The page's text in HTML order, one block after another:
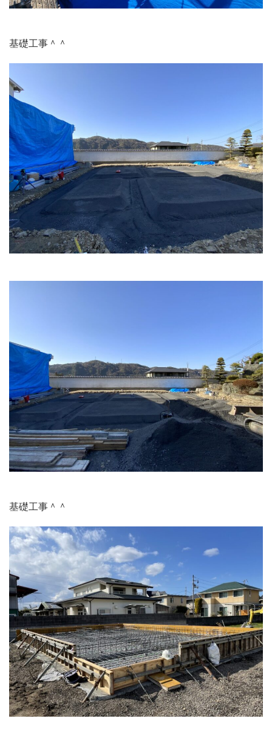
基礎工事＾＾
基礎工事＾＾